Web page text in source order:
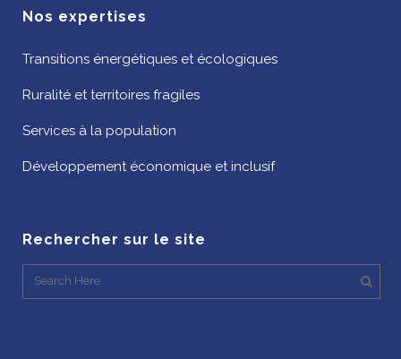
Nos expertises
Transitions énergétiques et écologiques
Ruralité et territoires fragiles
Services à la population
Développement économique et inclusif
Rechercher sur le site